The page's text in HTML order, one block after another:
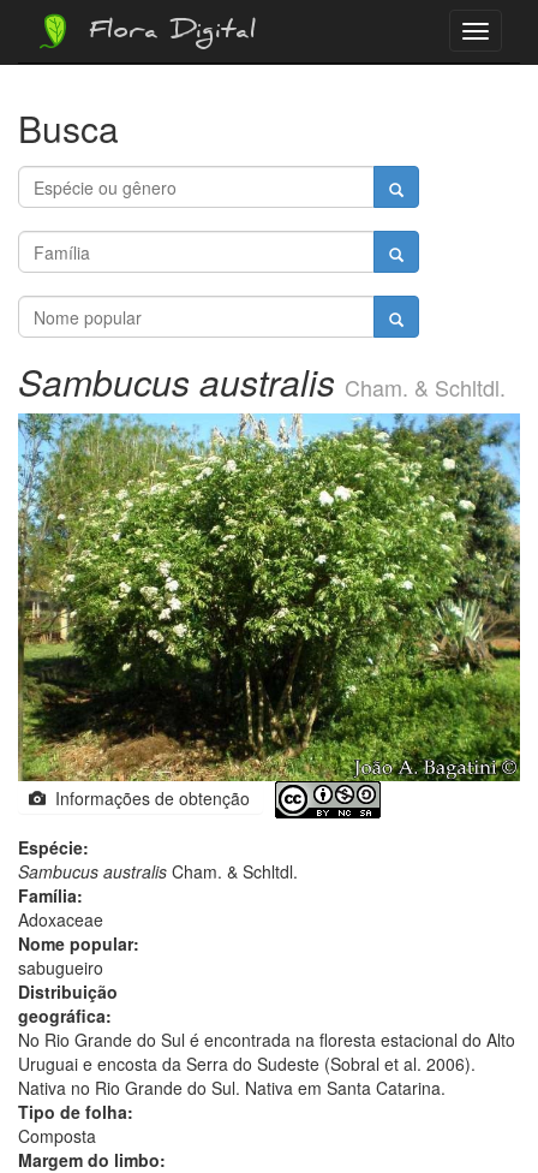
Menu
Flora Digital
Busca
Sambucus australis Cham. & Schltdl.
Informações de obtenção
Espécie:
Sambucus australis Cham. & Schltdl.
Família:
Adoxaceae
Nome popular:
sabugueiro
Distribuição
geográfica:
No Rio Grande do Sul é encontrada na floresta estacional do Alto
Uruguai e encosta da Serra do Sudeste (Sobral et al. 2006).
Nativa no Rio Grande do Sul. Nativa em Santa Catarina.
Tipo de folha:
Composta
Margem do limbo: